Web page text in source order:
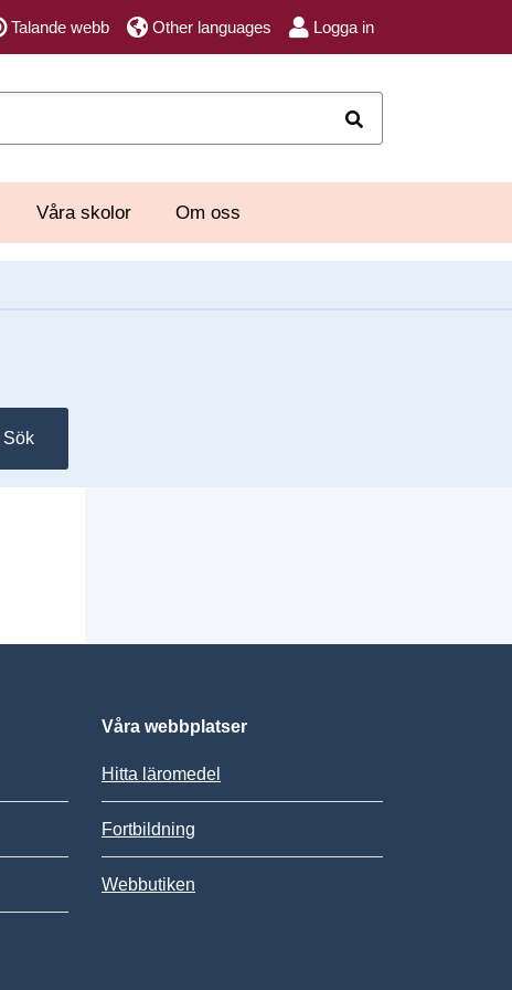
Talande webb Other languages Logga in
Våra skolor Om oss
Sök
Våra webbplatser
Hitta läromedel
Fortbildning
Webbutiken